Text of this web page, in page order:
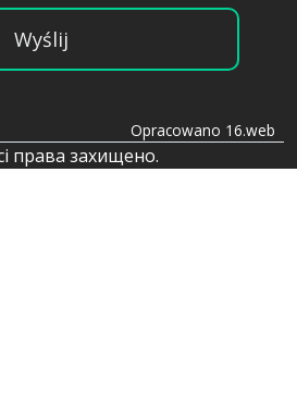
Wyślij
Opracowano 16.web
права захищено.